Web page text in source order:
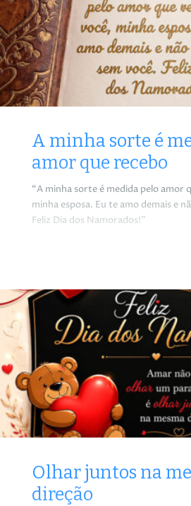
A minha sorte é
amor que recebo
“A minha sorte é medida pelo amor
minha esposa. Eu te amo demais e
Feliz Dia dos Namorados!”
Olhar juntos na
direção